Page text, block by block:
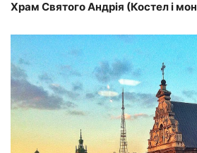
Храм Святого Андрія (Костел і